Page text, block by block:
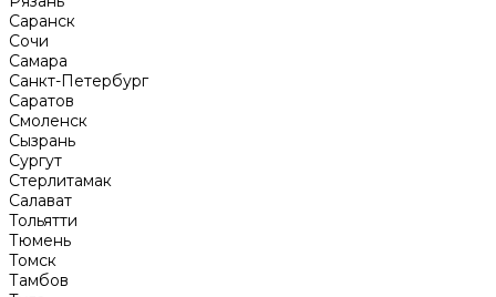
Саранск
Сочи
Самара
Санкт-Петербург
Саратов
Смоленск
Сызрань
Сургут
Стерлитамак
Салават
Тольятти
Тюмень
Томск
Тамбов